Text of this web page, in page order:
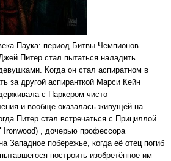
Паука: период Битвы Чемпионов
Питер стал пытаться наладить
Когда он стал аспиратном в
за другой аспиранткой Марси Кейн
с Паркером чисто
и вообще оказалась живущей на
Питер стал встречаться с Прициллой
, дочерью профессора
Западное побережье, когда её отец погиб
построить изобретённое им